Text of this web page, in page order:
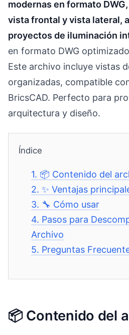
modernas en formato
vista frontal y vista lateral,
proyectos de iluminación
en formato DWG
Este archivo incluye vistas
organizadas, compatible
BricsCAD. Perfecto para
arquitectura y diseño.
Índice
1. 📦 Contenido del
2.✨ Ventajas
3. 🔧 Cómo usar
4. Pasos para
Archivo
5. Preguntas
📦 Contenido del